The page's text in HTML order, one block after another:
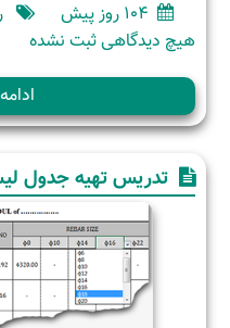
104 روز پیش
هیچ دیدگاهیبرای
کاری
–
پودمان
4
–
عایق
رطوبتی
ثبت نشده
تدریس تهیه جدول